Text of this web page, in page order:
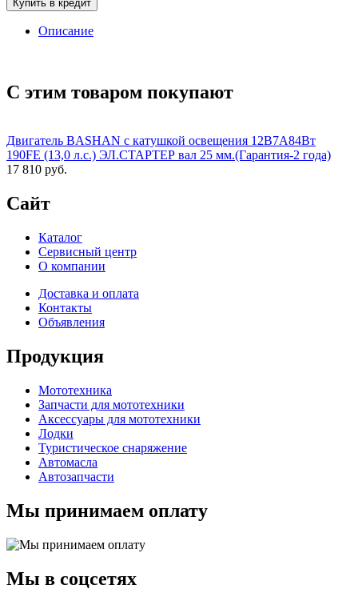
Купить в кредит
Описание
С этим товаром покупают
Двигатель BASHAN с катушкой освещения 12В7А84Вт
190FE (13,0 л.с.) ЭЛ.СТАРТЕР вал 25 мм.(Гарантия-2 года)
17 810 руб.
Сайт
Каталог
Сервисный центр
О компании
Доставка и оплата
Контакты
Объявления
Продукция
Мототехника
Запчасти для мототехники
Аксессуары для мототехники
Лодки
Туристическое снаряжение
Автомасла
Автозапчасти
Мы принимаем оплату
Мы в соцсетях